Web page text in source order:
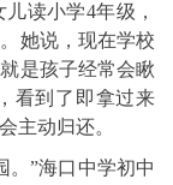
读小学4年级，
她说，现在学校
是孩子经常会瞅
看到了即拿过来
主动归还。
”海口中学初中